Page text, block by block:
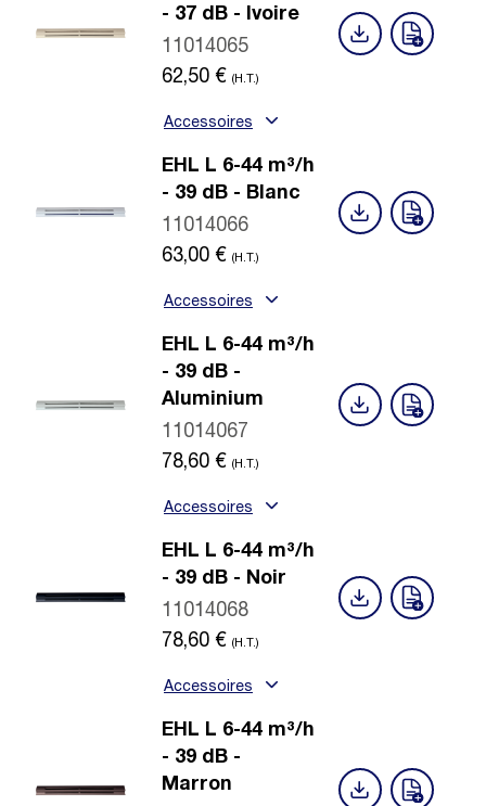
- 37 dB - Ivoire
11014065
62,50 € (H.T.)
Accessoires
EHL L 6-44 m³/h
- 39 dB - Blanc
11014066
63,00 € (H.T.)
Accessoires
EHL L 6-44 m³/h
- 39 dB -
Aluminium
11014067
78,60 € (H.T.)
Accessoires
EHL L 6-44 m³/h
- 39 dB - Noir
11014068
78,60 € (H.T.)
Accessoires
EHL L 6-44 m³/h
- 39 dB -
Marron